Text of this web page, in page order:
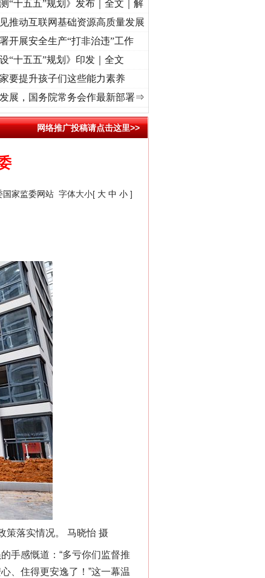
命 奋进复兴征程丨“转折之城”激荡..·[视频]
“十五五”规划》发布｜全文｜解
推动互联网基础资源高质量发展
开展安全生产“打非治违”工作
“十五五”规划》印发｜全文
要提升孩子们这些能力素养
展，国务院常务会作最新部署⇒
网络推广投稿请点击这里>>
国家监委网站 字体大小[ 大 中 小 ]
策落实情况。 马晓怡 摄
手感慨道：“多亏你们监督推
、住得更安逸了！”这一幕温